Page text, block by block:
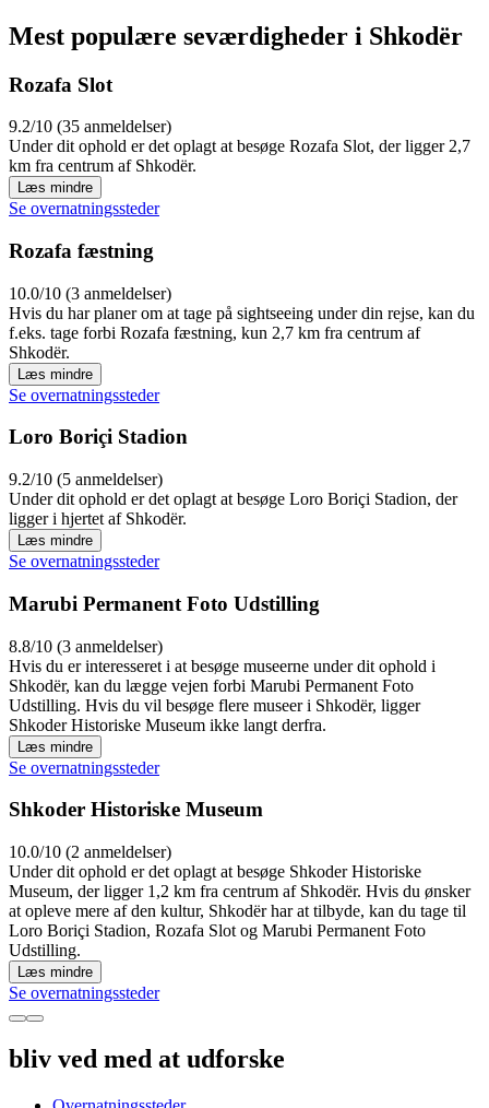
Mest populære seværdigheder i Shkodër
Rozafa Slot
9.2/10 (35 anmeldelser)
Under dit ophold er det oplagt at besøge Rozafa Slot, der ligger 2,7
km fra centrum af Shkodër.
Læs mindre
Se overnatningssteder
Rozafa fæstning
10.0/10 (3 anmeldelser)
Hvis du har planer om at tage på sightseeing under din rejse, kan du
f.eks. tage forbi Rozafa fæstning, kun 2,7 km fra centrum af
Shkodër.
Læs mindre
Se overnatningssteder
Loro Boriçi Stadion
9.2/10 (5 anmeldelser)
Under dit ophold er det oplagt at besøge Loro Boriçi Stadion, der
ligger i hjertet af Shkodër.
Læs mindre
Se overnatningssteder
Marubi Permanent Foto Udstilling
8.8/10 (3 anmeldelser)
Hvis du er interesseret i at besøge museerne under dit ophold i
Shkodër, kan du lægge vejen forbi Marubi Permanent Foto
Udstilling. Hvis du vil besøge flere museer i Shkodër, ligger
Shkoder Historiske Museum ikke langt derfra.
Læs mindre
Se overnatningssteder
Shkoder Historiske Museum
10.0/10 (2 anmeldelser)
Under dit ophold er det oplagt at besøge Shkoder Historiske
Museum, der ligger 1,2 km fra centrum af Shkodër. Hvis du ønsker
at opleve mere af den kultur, Shkodër har at tilbyde, kan du tage til
Loro Boriçi Stadion, Rozafa Slot og Marubi Permanent Foto
Udstilling.
Læs mindre
Se overnatningssteder
bliv ved med at udforske